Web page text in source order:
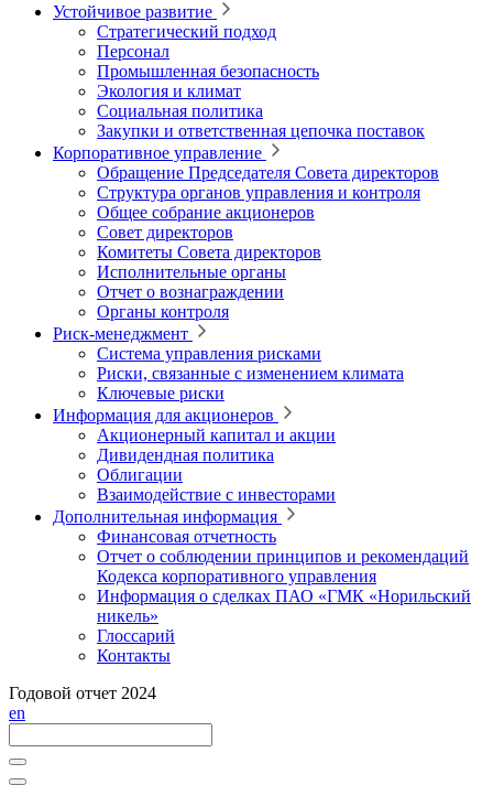
Устойчивое развитие
Стратегический подход
Персонал
Промышленная безопасность
Экология и климат
Социальная политика
Закупки и ответственная цепочка поставок
Корпоративное управление
Обращение Председателя Совета директоров
Структура органов управления и контроля
Общее собрание акционеров
Совет директоров
Комитеты Совета директоров
Исполнительные органы
Отчет о вознаграждении
Органы контроля
Риск-менеджмент
Система управления рисками
Риски, связанные с изменением климата
Ключевые риски
Информация для акционеров
Акционерный капитал и акции
Дивидендная политика
Облигации
Взаимодействие с инвесторами
Дополнительная информация
Финансовая отчетность
Отчет о соблюдении принципов и рекомендаций
Кодекса корпоративного управления
Информация о сделках ПАО «ГМК «Норильский
никель»
Глоссарий
Контакты
Годовой отчет 2024
en